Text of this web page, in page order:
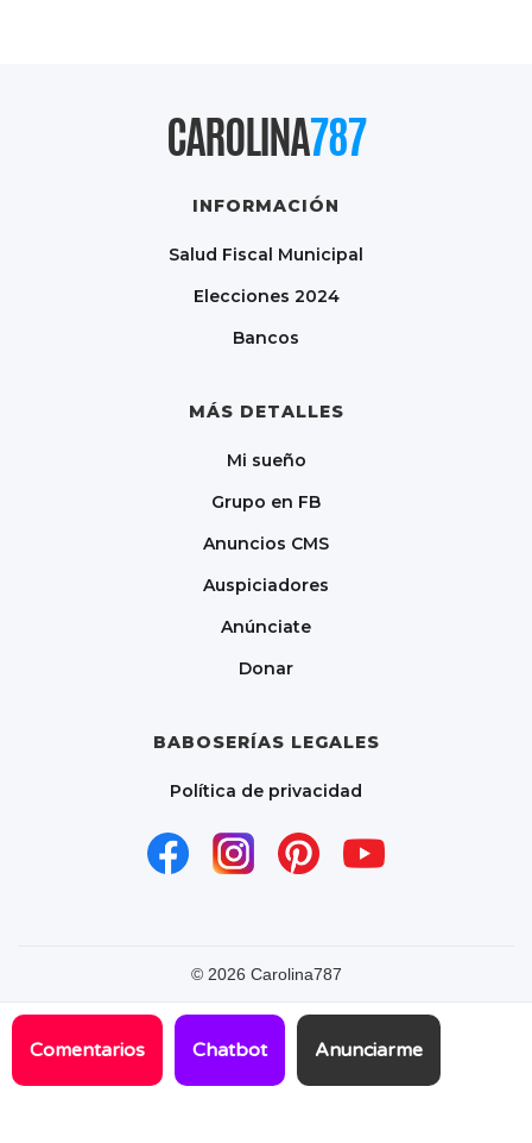
CAROLINA787
INFORMACIÓN
Salud Fiscal Municipal
Elecciones 2024
Bancos
MÁS DETALLES
Mi sueño
Grupo en FB
Anuncios CMS
Auspiciadores
Anúnciate
Donar
BABOSERÍAS LEGALES
Política de privacidad
© 2026 Carolina787
Comentarios Chatbot Anunciarme